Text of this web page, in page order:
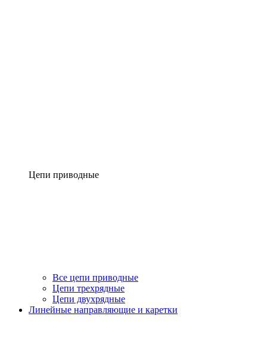
Цепи приводные
Все цепи приводные
Цепи трехрядные
Цепи двухрядные
Линейные направляющие и каретки